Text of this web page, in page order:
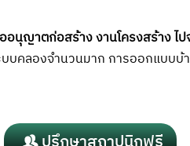
นุญาตก่อสร้าง งานโครงสร้าง ไ
บคลองจำนวนมาก การออกแบ